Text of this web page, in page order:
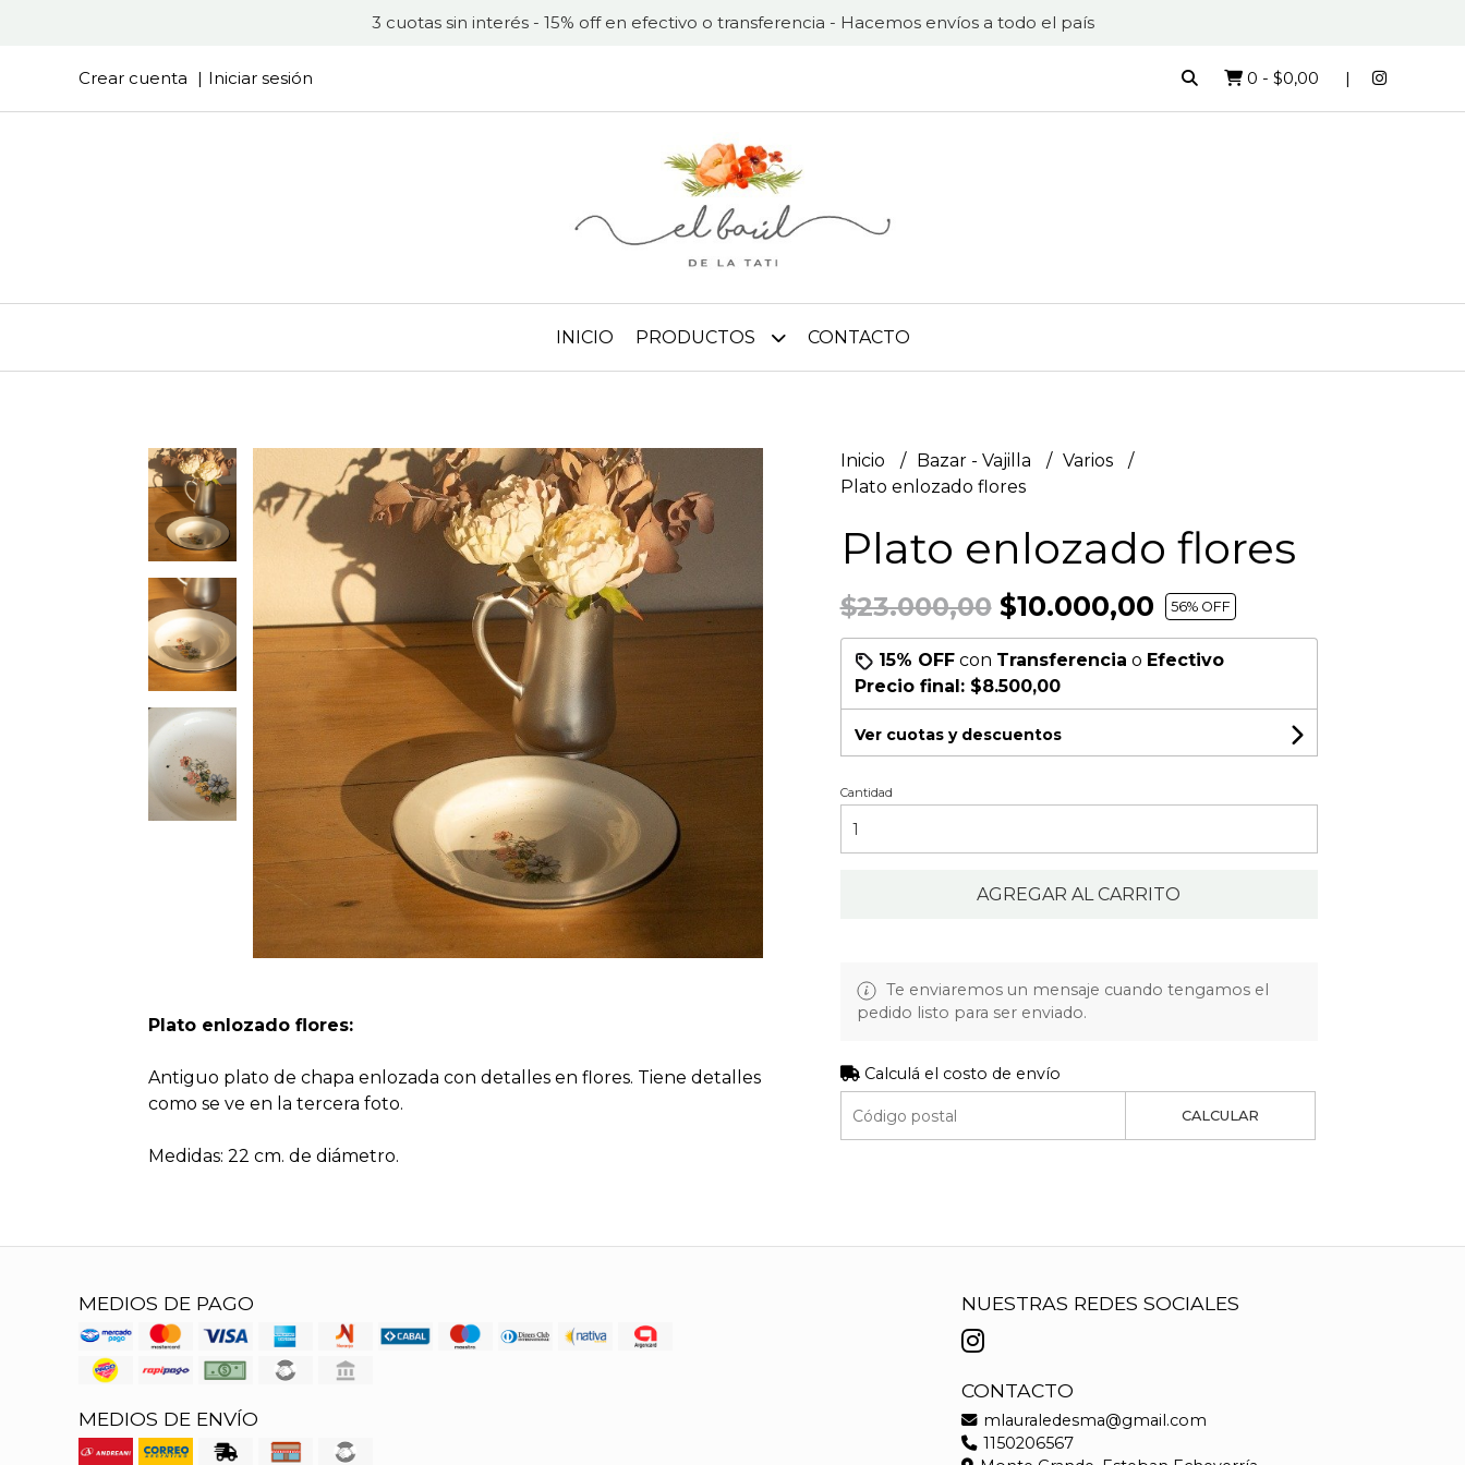
3 cuotas sin interés - 15% off en efectivo o transferencia - Hacemos envíos a todo el país
Crear cuenta Iniciar sesión 0 - $0,00
INICIO PRODUCTOS CONTACTO
Plato enlozado flores:
Antiguo plato de chapa enlozada con detalles en flores. Tiene detalles
como se ve en la tercera foto.
Medidas: 22 cm. de diámetro.
Inicio Bazar - Vajilla
Varios
Plato enlozado flores
Plato enlozado flores
$23.000,00$10.000,00 56% OFF
15% OFFcon Transferencia o Efectivo
Precio final: $8.500,00
Ver cuotas y descuentos
Cantidad
AGREGAR AL CARRITO
Te enviaremos un mensaje cuando tengamos el
pedido listo para ser enviado.
Calculá el costo de envío
CALCULAR
MEDIOS DE PAGO
MEDIOS DE ENVÍO
NUESTRAS REDES SOCIALES
CONTACTO
mlauraledesma@gmail.com
1150206567